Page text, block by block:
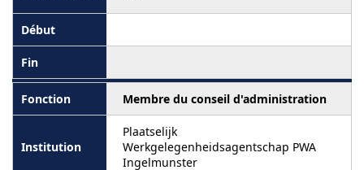
Membre du conseil d'administration
Plaatselijk
Werkgelegenheidsagentschap PWA
Ingelmunster